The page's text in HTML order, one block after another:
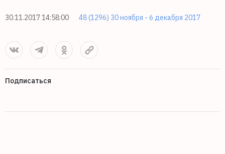
30.11.2017 14:58:00 48 (1296) 30 ноября - 6 декабря 2017
Подписаться